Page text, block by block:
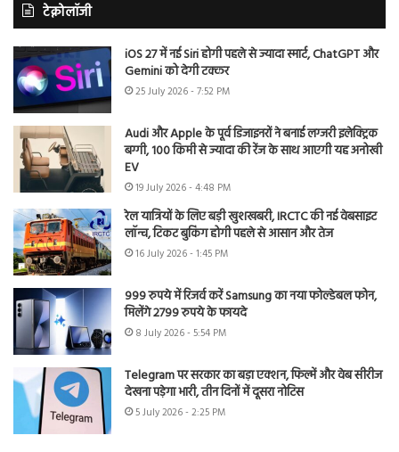
टेक्नोलॉजी
iOS 27 में नई Siri होगी पहले से ज्यादा स्मार्ट, ChatGPT और
Gemini को देगी टक्कर
25 July 2026 - 7:52 PM
Audi और Apple के पूर्व डिजाइनरों ने बनाई लग्जरी इलेक्ट्रिक
बग्गी, 100 किमी से ज्यादा की रेंज के साथ आएगी यह अनोखी
EV
19 July 2026 - 4:48 PM
रेल यात्रियों के लिए बड़ी खुशखबरी, IRCTC की नई वेबसाइट
लॉन्च, टिकट बुकिंग होगी पहले से आसान और तेज
16 July 2026 - 1:45 PM
999 रुपये में रिजर्व करें Samsung का नया फोल्डेबल फोन,
मिलेंगे 2799 रुपये के फायदे
8 July 2026 - 5:54 PM
Telegram पर सरकार का बड़ा एक्शन, फिल्में और वेब सीरीज
देखना पड़ेगा भारी, तीन दिनों में दूसरा नोटिस
5 July 2026 - 2:25 PM